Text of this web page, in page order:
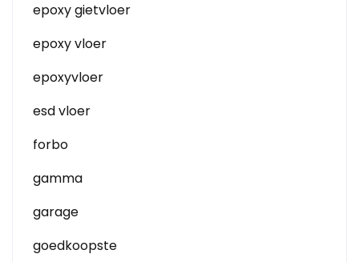
epoxy gietvloer
epoxy vloer
epoxyvloer
esd vloer
forbo
gamma
garage
goedkoopste